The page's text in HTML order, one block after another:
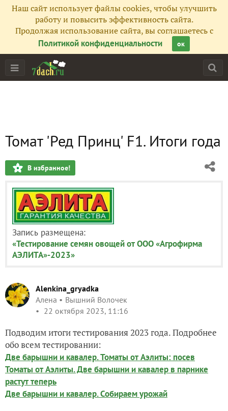
Наш сайт использует файлы cookies, чтобы улучшить
работу и повысить эффективность сайта.
Продолжая использование сайта, вы соглашаетесь с
Политикой конфиденциальности
ок
Томат 'Ред Принц' F1. Итоги года
В избранное!
Запись размещена:
«Тестирование семян овощей от ООО «Агрофирма
АЭЛИТА»-2023»
Alenkina_gryadka
Алена
Вышний Волочек
22 октября 2023, 11:16
Подводим итоги тестирования 2023 года. Подробнее
обо всем тестировании:
Две барышни и кавалер. Томаты от Аэлиты: посев
Томаты от Аэлиты. Две барышни и кавалер в парнике
растут теперь
Две барышни и кавалер. Собираем урожай